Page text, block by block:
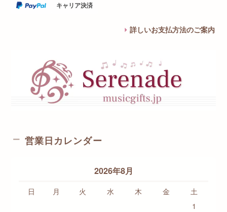
キャリア決済
詳しいお支払方法のご案内
営業日カレンダー
2026年8月
日 月 火 水 木 金
土
1